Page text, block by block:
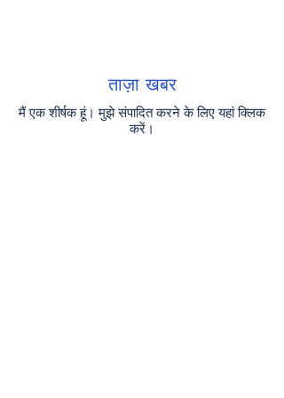
ताज़ा खबर
मैं एक शीर्षक हूं। मुझे संपादित करने के लिए यहां क्लिक
करें।